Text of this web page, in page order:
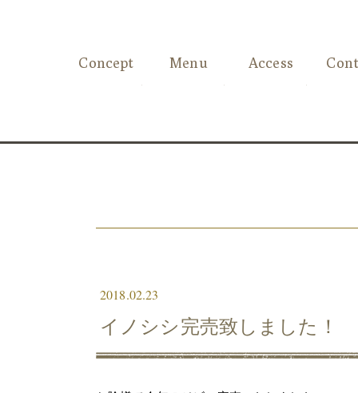
Concept Menu Access
2018.02.23
イノシシ完売致しました！